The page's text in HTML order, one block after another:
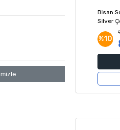
Bisan
Silver
%10